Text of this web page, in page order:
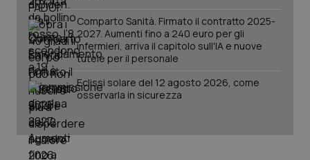
Comparto Sanità. Firmato il contratto 2025-
2027. Aumenti fino a 240 euro per gli
infermieri, arriva il capitolo sull'IA e nuove
tutele per il personale
Eclissi solare del 12 agosto 2026, come
osservarla in sicurezza
PHPSESSID